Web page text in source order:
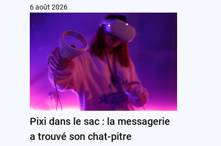
6 août 2026
Pixi dans le sac : la messagerie
a trouvé son chat-pitre